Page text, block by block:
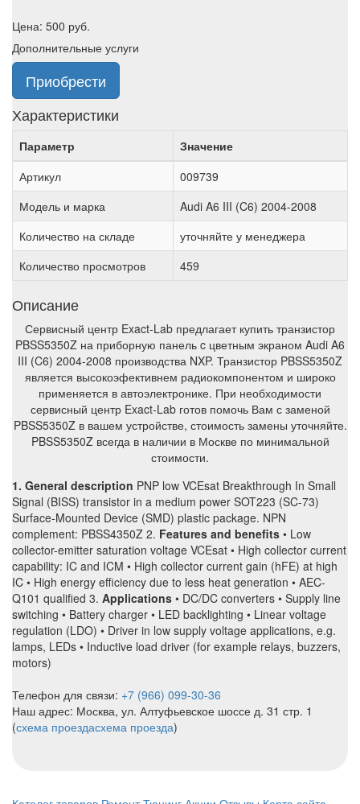
Цена: 500 руб.
Дополнительные услуги
Приобрести
Характеристики
Параметр
Значение
Артикул
009739
Модель и марка
Audi A6 III (C6) 2004-2008
Количество на складе
уточняйте у менеджера
Количество просмотров
459
Описание
Сервисный центр Exact-Lab предлагает купить транзистор
PBSS5350Z на приборную панель c цветным экраном Audi A6
III (C6) 2004-2008 производства NXP. Транзистор PBSS5350Z
является высокоэфективнем радиокомпонентом и широко
применяется в автоэлектронике. При необходимости
сервисный центр Exact-Lab готов помочь Вам с заменой
PBSS5350Z в вашем устройстве, стоимость замены уточняйте.
PBSS5350Z всегда в наличии в Москве по минимальной
стоимости.
1. General description PNP low VCEsat Breakthrough In Small
Signal (BISS) transistor in a medium power SOT223 (SC-73)
Surface-Mounted Device (SMD) plastic package. NPN
complement: PBSS4350Z 2. Features and benefits • Low
collector-emitter saturation voltage VCEsat • High collector current
capability: IC and ICM • High collector current gain (hFE) at high
IC • High energy efficiency due to less heat generation • AEC-
Q101 qualified 3. Applications • DC/DC converters • Supply line
switching • Battery charger • LED backlighting • Linear voltage
regulation (LDO) • Driver in low supply voltage applications, e.g.
lamps, LEDs • Inductive load driver (for example relays, buzzers,
motors)
Телефон для связи: +7 (966) 099-30-36
Наш адрес: Москва, ул. Алтуфьевское шоссе д. 31 стр. 1
(схема проездасхема проезда)